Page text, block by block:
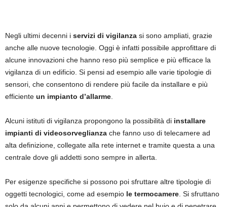
Negli ultimi decenni i servizi di vigilanza si sono ampliati, grazie
anche alle nuove tecnologie. Oggi è infatti possibile approfittare di
alcune innovazioni che hanno reso più semplice e più efficace la
vigilanza di un edificio. Si pensi ad esempio alle varie tipologie di
sensori, che consentono di rendere più facile da installare e più
efficiente un impianto d’allarme
Alcuni istituti di vigilanza propongono la possibilità di installare
impianti di videosorveglianza che fanno uso di telecamere ad
alta definizione, collegate alla rete internet e tramite questa a una
centrale dove gli addetti sono sempre in allerta.
Per esigenze specifiche si possono poi sfruttare altre tipologie di
oggetti tecnologici, come ad esempio le termocamere . Si sfruttano